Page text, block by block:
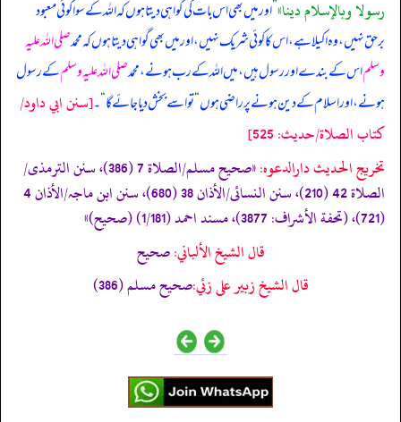
رسولا وبالإسلام دينا»”اور میں بھی اس بات کی گواہی دیتا ہوں کہ اللہ کے سوا کوئی معبود
برحق نہیں، وہ اکیلا ہے، اس کا کوئی شریک نہیں، اور میں بھی گواہی دیتا ہوں کہ محمدصلی اللہ علیہ
وسلماس کے بندے اور رسول ہیں، میں اللہ کے رب ہونے، محمدصلی اللہ علیہ وسلمکے رسول
ہونے، اور اسلام کے دین ہونے پر راضی ہوں“تو اسے بخش دیا جائے گا“۔[سنن ابي داود/
كتاب الصلاة/حدیث: 525]
تخریج الحدیث دارالدعوہ:
«‏‏‏‏صحیح مسلم/الصلاة 7 (386)، سنن الترمذی/
الصلاة 42 (210)، سنن النسائی/الأذان 38 (680)، سنن ابن ماجہ/الأذان 4
(721)، (تحفة الأشراف: 3877)، مسند احمد (1/181) (صحیح)»
قال الشيخ الألباني:صحيح
قال الشيخ زبير على زئي:صحيح مسلم (386)